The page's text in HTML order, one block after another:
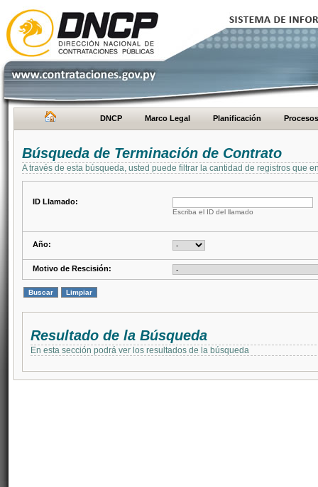
DNCP Marco Legal Planificación Procesos
Búsqueda de Terminación de Contrato
A través de esta búsqueda, usted puede filtrar la cantidad de registros que
ID Llamado:
Escriba el ID del llamado
Año:
Motivo de Rescisión:
Resultado de la Búsqueda
En esta sección podrá ver los resultados de la búsqueda